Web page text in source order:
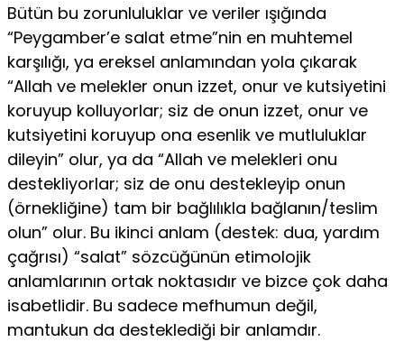
Bütün bu zorunluluklar ve veriler ışığında
“Peygamber’e salat etme”nin en muhtemel
karşılığı, ya ereksel anlamından yola çıkarak
“Allah ve melekler onun izzet, onur ve kutsiyetini
koruyup kolluyorlar; siz de onun izzet, onur ve
kutsiyetini koruyup ona esenlik ve mutluluklar
dileyin” olur, ya da “Allah ve melekleri onu
destekliyorlar; siz de onu destekleyip onun
(örnekliğine) tam bir bağlılıkla bağlanın/teslim
olun” olur. Bu ikinci anlam (destek: dua, yardım
çağrısı) “salat” sözcüğünün etimolojik
anlamlarının ortak noktasıdır ve bizce çok daha
isabetlidir. Bu sadece mefhumun değil,
mantukun da desteklediği bir anlamdır.